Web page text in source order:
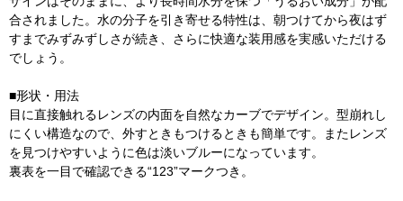
合されました。水の分子を引き寄せる特性は、朝つけてから夜はず
すまでみずみずしさが続き、さらに快適な装用感を実感いただける
でしょう。
■形状・用法
目に直接触れるレンズの内面を自然なカーブでデザイン。型崩れし
にくい構造なので、外すときもつけるときも簡単です。またレンズ
を見つけやすいように色は淡いブルーになっています。
裏表を一目で確認できる“123”マークつき。